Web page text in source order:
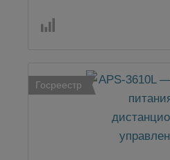
Госреестр